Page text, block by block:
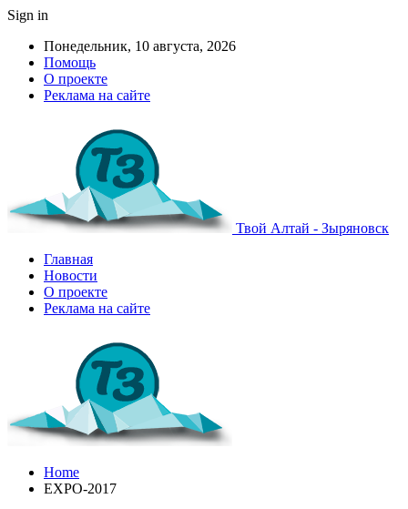
Sign in
Понедельник, 10 августа, 2026
Помощь
О проекте
Реклама на сайте
Твой Алтай - Зыряновск
Главная
Новости
О проекте
Реклама на сайте
Home
EXPO-2017